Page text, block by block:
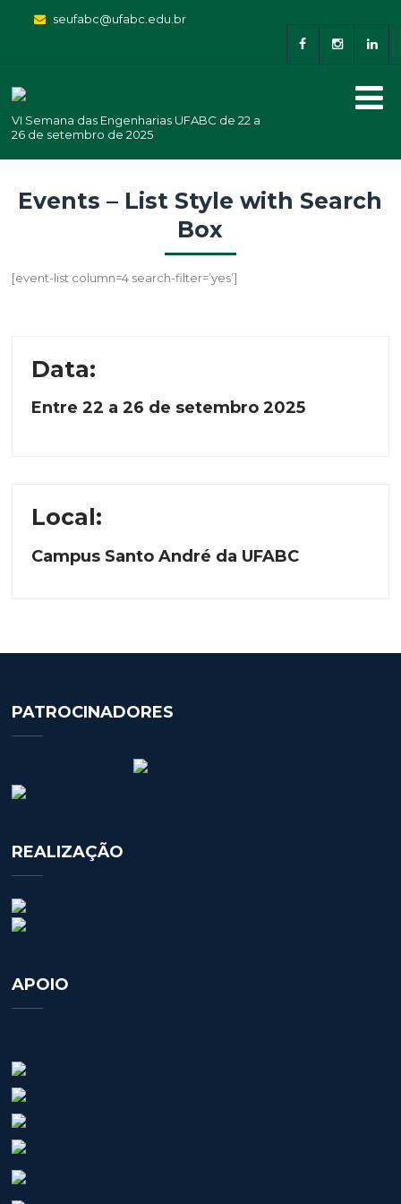
seufabc@ufabc.edu.br
VI Semana das Engenharias UFABC de 22 a
26 de setembro de 2025
Events – List Style with Search
Box
[event-list column=4 search-filter=’yes’]
Data:
Entre 22 a 26 de setembro 2025
Local:
Campus Santo André da UFABC
PATROCINADORES
REALIZAÇÃO
APOIO